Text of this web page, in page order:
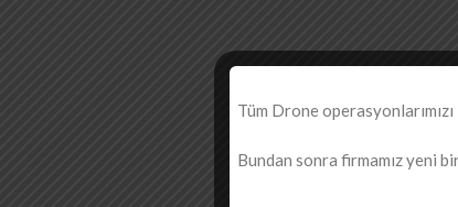
Tüm Drone
Bundan sonra firmamız yeni